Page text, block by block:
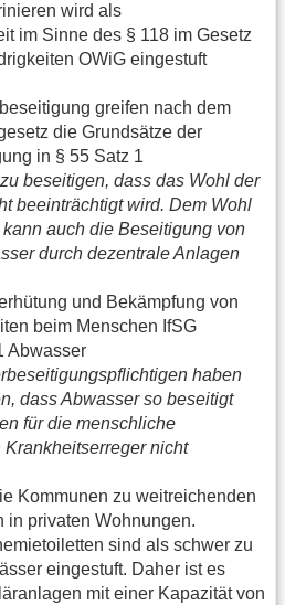
wird als
im Sinne des § 118 im Gesetz
OWiG eingestuft
greifen nach dem
die Grundsätze der
in § 55 Satz 1
beseitigen, dass das Wohl der
beeinträchtigt wird. Dem Wohl
auch die Beseitigung von
durch dezentrale Anlagen
und Bekämpfung von
beim Menschen IfSG
Abwasser
haben
dass Abwasser so beseitigt
für die menschliche
nicht
Kommunen zu weitreichenden
in privaten Wohnungen.
sind als schwer zu
eingestuft. Daher ist es
mit einer Kapazität von